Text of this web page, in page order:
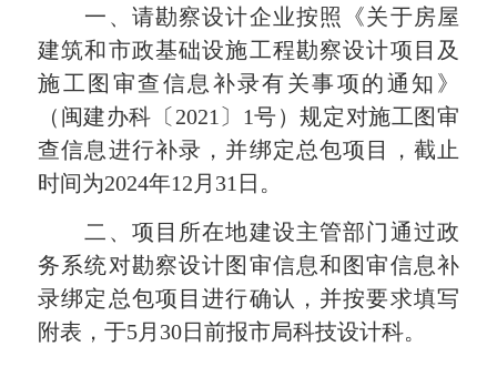
一、请勘察设计企业按照《关于房屋
建筑和市政基础设施工程勘察设计项目及
施工图审查信息补录有关事项的通知》
（闽建办科〔2021〕1号）规定对施工图审
查信息进行补录，并绑定总包项目，截止
时间为2024年12月31日。
二、项目所在地建设主管部门通过政
务系统对勘察设计图审信息和图审信息补
录绑定总包项目进行确认，并按要求填写
附表，于5月30日前报市局科技设计科。